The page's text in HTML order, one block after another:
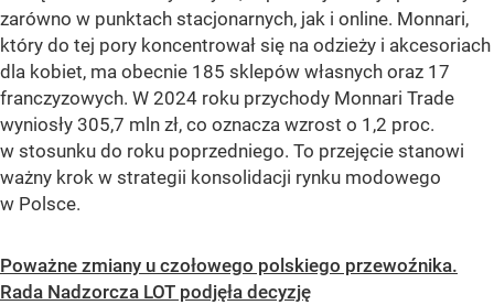
zarówno w punktach stacjonarnych, jak i online. Monnari,
który do tej pory koncentrował się na odzieży i akcesoriach
dla kobiet, ma obecnie 185 sklepów własnych oraz 17
franczyzowych. W 2024 roku przychody Monnari Trade
wyniosły 305,7 mln zł, co oznacza wzrost o 1,2 proc.
w stosunku do roku poprzedniego. To przejęcie stanowi
ważny krok w strategii konsolidacji rynku modowego
w Polsce.
Poważne zmiany u czołowego polskiego przewoźnika.
Rada Nadzorcza LOT podjęła decyzję